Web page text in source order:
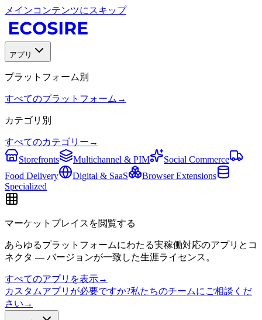
メインコンテンツにスキップ
アプリ
プラットフォーム別
すべてのプラットフォーム →
カテゴリ別
すべてのカテゴリー →
Storefronts
Multichannel & PIM
Social Commerce
Food Delivery
Digital & SaaS
Browser Extensions
Specialized
マーケットプレイスを閲覧する
あらゆるプラットフォームにわたる実稼働対応のアプリとコ
ネクタ — バージョンが一致した生涯ライセンス。
すべてのアプリを表示→
カスタムアプリが必要ですか?私たちのチームにご相談くだ
さい →